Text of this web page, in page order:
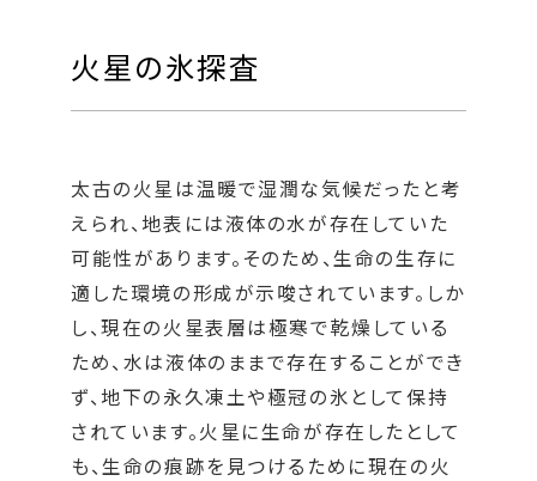
火星の氷探査
太古の火星は温暖で湿潤な気候だったと考
えられ、地表には液体の水が存在していた
可能性があります。そのため、生命の生存に
適した環境の形成が示唆されています。しか
し、現在の火星表層は極寒で乾燥している
ため、水は液体のままで存在することができ
ず、地下の永久凍土や極冠の氷として保持
されています。火星に生命が存在したとして
も、生命の痕跡を見つけるために現在の火